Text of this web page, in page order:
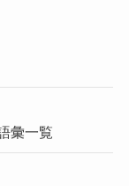
彙一覧